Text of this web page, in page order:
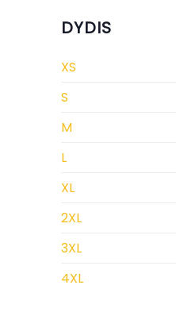
DYDIS
XS
S
M
L
XL
2XL
3XL
4XL